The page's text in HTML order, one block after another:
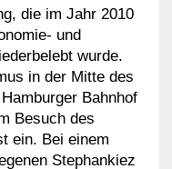
die im Jahr 2010
und
wurde.
in der Mitte des
Bahnhof
Besuch des
ein. Bei einem
Stephankiez